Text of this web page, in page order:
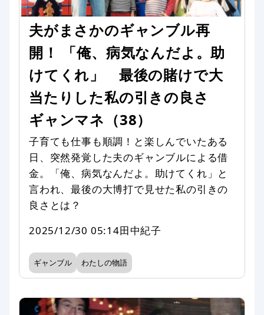
夫がまさかのギャンブル再
開！ 「俺、病気なんだよ。助
けてくれ」 最後の賭けで大
当たりした私の引きの良さ
ギャンマネ（38）
子育ても仕事も順調！と楽しんでいたある
日、突然発覚した夫のギャンブルによる借
金。「俺、病気なんだよ。助けてくれ」と
言われ、最後の大博打で見せた私の引きの
良さとは？
2025/12/30 05:14田中紀子
ギャンブル わたしの物語